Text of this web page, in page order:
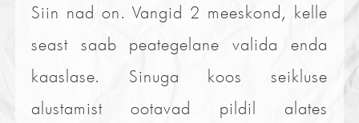
Siin nad on. Vangid 2 meeskond, kelle
seast saab peategelane valida enda
kaaslase. Sinuga koos seikluse
alustamist ootavad pildil alates